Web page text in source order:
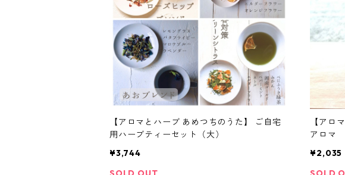
【アロマとハーブ あめつちのうた】 ご自宅
用ハーブティーセット（大）
¥3,744
【アロ
アロマ
¥2,035